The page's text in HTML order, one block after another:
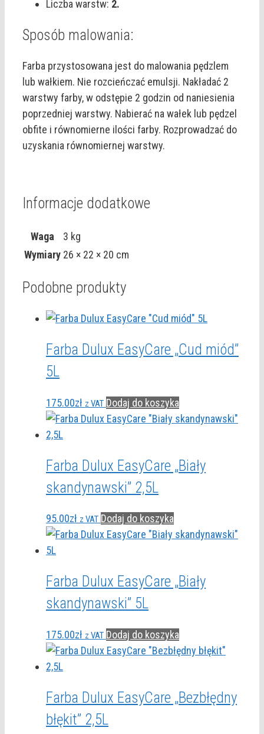
Liczba warstw: 2.
Sposób malowania:
Farba przystosowana jest do malowania pędzlem
lub wałkiem. Nie rozcieńczać emulsji. Nakładać 2
warstwy farby, w odstępie 2 godzin od naniesienia
poprzedniej warstwy. Nabierać na wałek lub pędzel
obfite i równomierne ilości farby. Rozprowadzać do
uzyskania równomiernej warstwy.
Informacje dodatkowe
Waga
3 kg
Wymiary 26 × 22 × 20 cm
Podobne produkty
Farba Dulux EasyCare „Cud miód”
5L
175.00zł z VAT Dodaj do koszyka
Farba Dulux EasyCare „Biały
skandynawski” 2,5L
95.00zł z VAT Dodaj do koszyka
Farba Dulux EasyCare „Biały
skandynawski” 5L
175.00zł z VAT Dodaj do koszyka
Farba Dulux EasyCare „Bezbłędny
błękit” 2,5L